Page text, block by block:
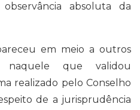
absoluta da
em meio a outros
naquele que validou
realizado pelo Conselho
de a jurisprudência